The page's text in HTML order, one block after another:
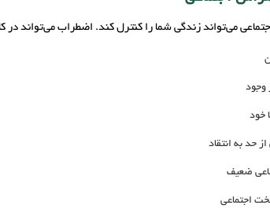
می‌تواند زندگی شما را کنترل کند. اضطراب می‌تواند در
وجود
خود
حد به انتقاد
ضعیف
اجتماعی